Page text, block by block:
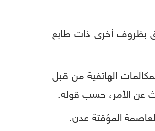
بظروف أخرى ذات طابع
الهاتفية من قبل
عن الأمر، حسب قوله.
المؤقتة عدن.